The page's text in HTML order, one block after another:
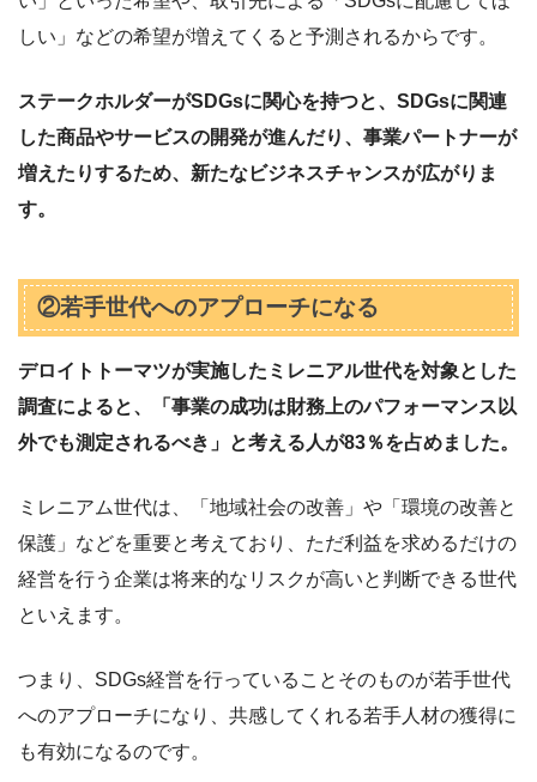
しい」などの希望が増えてくると予測されるからです。
ステークホルダーがSDGsに関心を持つと、SDGsに関連
した商品やサービスの開発が進んだり、事業パートナーが
増えたりするため、新たなビジネスチャンスが広がりま
す。
②若手世代へのアプローチになる
デロイトトーマツが実施したミレニアル世代を対象とした
調査によると、「事業の成功は財務上のパフォーマンス以
外でも測定されるべき」と考える人が83％を占めました。
ミレニアム世代は、「地域社会の改善」や「環境の改善と
保護」などを重要と考えており、ただ利益を求めるだけの
経営を行う企業は将来的なリスクが高いと判断できる世代
といえます。
つまり、SDGs経営を行っていることそのものが若手世代
へのアプローチになり、共感してくれる若手人材の獲得に
も有効になるのです。